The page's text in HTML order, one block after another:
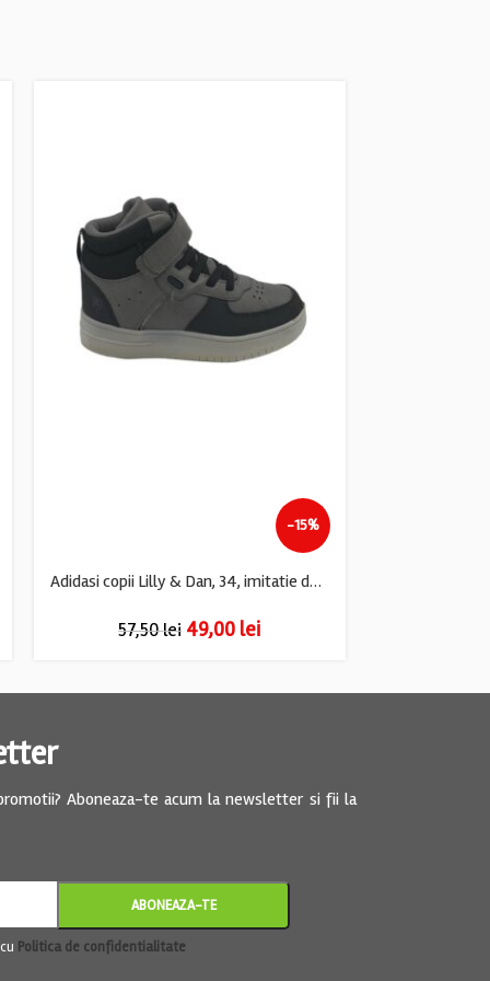
-15%
Adidasi copii Lilly & Dan, 34, imitatie de piele, gri negru
57,50lei 49,00 lei
Aboneaza-te acum la newsletter si fii la
Politica de confidentialitate